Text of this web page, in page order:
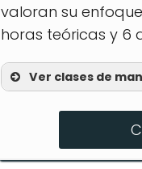
valoran su
horas teóricas y 6
Ver clases de
Adult Driving
Drive-Only